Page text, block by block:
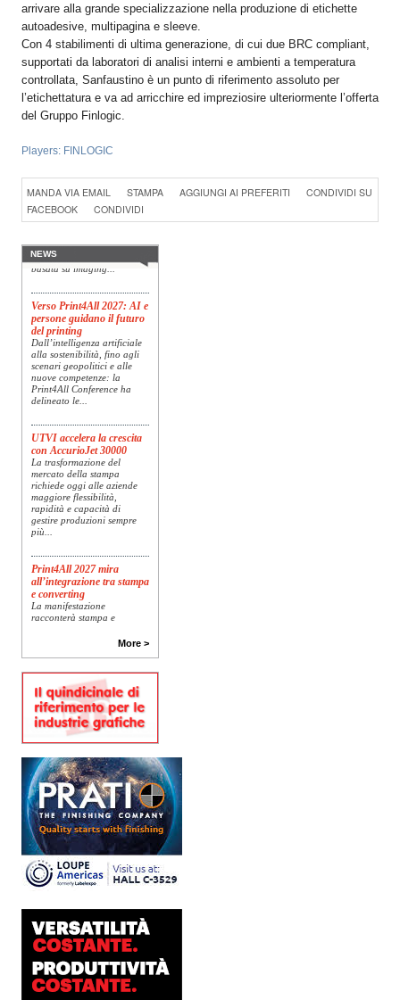
arrivare alla grande specializzazione nella produzione di etichette
autoadesive, multipagina e sleeve.
Con 4 stabilimenti di ultima generazione, di cui due BRC compliant,
supportati da laboratori di analisi interni e ambienti a temperatura
controllata, Sanfaustino è un punto di riferimento assoluto per
l’etichettatura e va ad arricchire ed impreziosire ulteriormente l’offerta
del Gruppo Finlogic.
Players: FINLOGIC
MANDA VIA EMAIL STAMPA AGGIUNGI AI PREFERITI
CONDIVIDI SU
FACEBOOK
CONDIVIDI
NEWS
Konica Minolta presenta
Specim RETEX
Konica Minolta, realtà di
una soluzione completa
basata su imaging...
Verso Print4All 2027: AI e
persone guidano il futuro
del printing
Dall’intelligenza artificiale
alla sostenibilità, fino agli
scenari geopolitici e alle
nuove competenze: la
Print4All Conference ha
delineato le...
UTVI accelera la crescita
con AccurioJet 30000
La trasformazione del
mercato della stampa
richiede oggi alle aziende
maggiore flessibilità,
rapidità e capacità di
gestire produzioni sempre
più...
Print4All 2027 mira
all’integrazione tra stampa
e converting
La manifestazione
racconterà stampa e
converting a 360 gradi: dal
applicazioni industriali, fino
alla visual communication.
Una...
Platinum Technologies
presenta SIGNATURE
Flatbed
Dopo anni di ricerca,
sviluppo e analisi
approfondita delle reali
esigenze produttive del
mercato, Platinum
Technologies, centro
europeo di ricerca e...
Nava Press sceglie
AccurioJet 30000
Nava Press ha scelto di
integrare nel proprio
AccurioJet 30000 di Konica
Minolta, il sistema inkjet UV
LED B2+ progettato per...
Polyedra diventa un
marchio europeo: nasce
Polyedra Distribution
More >